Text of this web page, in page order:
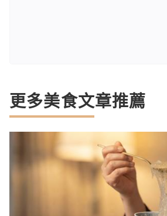
更多美食文章推薦